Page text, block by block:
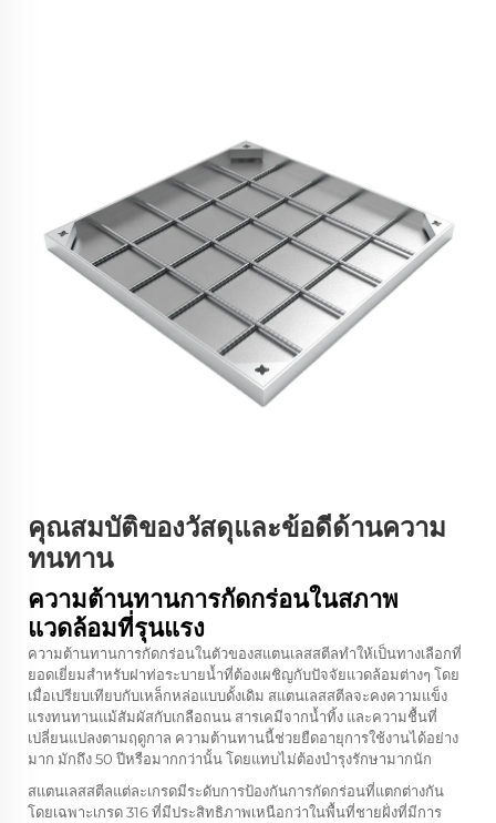
คุณสมบัติของวัสดุและข้อดีด้านความ
ทนทาน
ความต้านทานการกัดกร่อนในสภาพ
แวดล้อมที่รุนแรง
ความต้านทานการกัดกร่อนในตัวของสแตนเลสสตีลทำให้เป็นทางเลือกที่
ยอดเยี่ยมสำหรับฝาท่อระบายน้ำที่ต้องเผชิญกับปัจจัยแวดล้อมต่างๆ โดย
เมื่อเปรียบเทียบกับเหล็กหล่อแบบดั้งเดิม สแตนเลสสตีลจะคงความแข็ง
แรงทนทานแม้สัมผัสกับเกลือถนน สารเคมีจากน้ำทิ้ง และความชื้นที่
เปลี่ยนแปลงตามฤดูกาล ความต้านทานนี้ช่วยยืดอายุการใช้งานได้อย่าง
มาก มักถึง 50 ปีหรือมากกว่านั้น โดยแทบไม่ต้องบำรุงรักษามากนัก
สแตนเลสสตีลแต่ละเกรดมีระดับการป้องกันการกัดกร่อนที่แตกต่างกัน
โดยเฉพาะเกรด 316 ที่มีประสิทธิภาพเหนือกว่าในพื้นที่ชายฝั่งที่มีการ